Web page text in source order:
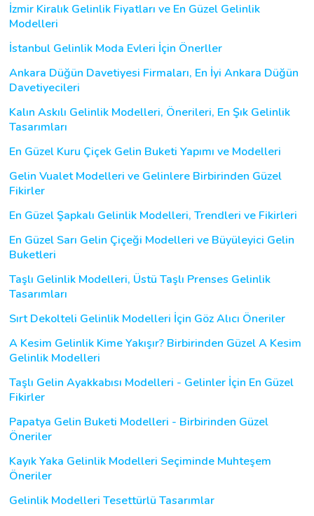
İzmir Kiralık Gelinlik Fiyatları ve En Güzel Gelinlik
Modelleri
İstanbul Gelinlik Moda Evleri İçin Önerller
Ankara Düğün Davetiyesi Firmaları, En İyi Ankara Düğün
Davetiyecileri
Kalın Askılı Gelinlik Modelleri, Önerileri, En Şık Gelinlik
Tasarımları
En Güzel Kuru Çiçek Gelin Buketi Yapımı ve Modelleri
Gelin Vualet Modelleri ve Gelinlere Birbirinden Güzel
Fikirler
En Güzel Şapkalı Gelinlik Modelleri, Trendleri ve Fikirleri
En Güzel Sarı Gelin Çiçeği Modelleri ve Büyüleyici Gelin
Buketleri
Taşlı Gelinlik Modelleri, Üstü Taşlı Prenses Gelinlik
Tasarımları
Sırt Dekolteli Gelinlik Modelleri İçin Göz Alıcı Öneriler
A Kesim Gelinlik Kime Yakışır? Birbirinden Güzel A Kesim
Gelinlik Modelleri
Taşlı Gelin Ayakkabısı Modelleri - Gelinler İçin En Güzel
Fikirler
Papatya Gelin Buketi Modelleri - Birbirinden Güzel
Öneriler
Kayık Yaka Gelinlik Modelleri Seçiminde Muhteşem
Öneriler
Gelinlik Modelleri Tesettürlü Tasarımlar